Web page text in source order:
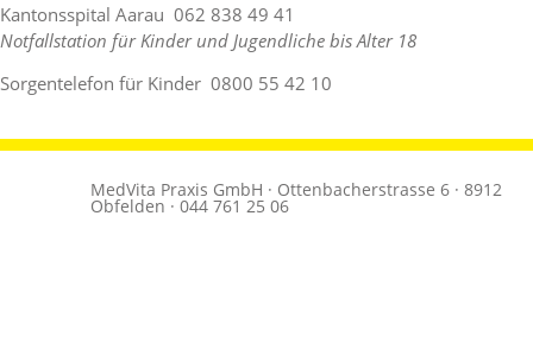
Kantonsspital Aarau 062 838 49 41
Notfallstation für Kinder und Jugendliche bis Alter 18
Sorgentelefon für Kinder 0800 55 42 10
MedVita Praxis GmbH · Ottenbacherstrasse 6 · 8912
Obfelden · 044 761 25 06